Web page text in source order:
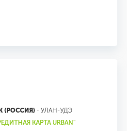
(РОССИЯ) - УЛАН-УДЭ
КАРТА URBAN"